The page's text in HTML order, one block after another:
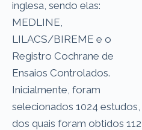
inglesa, sendo elas:
MEDLINE,
LILACS/BIREME e o
Registro Cochrane de
Ensaios Controlados.
Inicialmente, foram
selecionados 1024 estudos,
dos quais foram obtidos 112